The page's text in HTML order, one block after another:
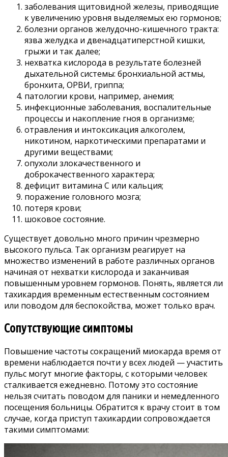
заболевания щитовидной железы, приводящие
к увеличению уровня выделяемых ею гормонов;
болезни органов желудочно-кишечного тракта:
язва желудка и двенадцатиперстной кишки,
грыжи и так далее;
нехватка кислорода в результате болезней
дыхательной системы: бронхиальной астмы,
бронхита, ОРВИ, гриппа;
патологии крови, например, анемия;
инфекционные заболевания, воспалительные
процессы и накопление гноя в организме;
отравления и интоксикация алкоголем,
никотином, наркотическими препаратами и
другими веществами;
опухоли злокачественного и
доброкачественного характера;
дефицит витамина C или кальция;
поражение головного мозга;
потеря крови;
шоковое состояние.
Существует довольно много причин чрезмерно
высокого пульса. Так организм реагирует на
множество изменений в работе различных органов
начиная от нехватки кислорода и заканчивая
повышенным уровнем гормонов. Понять, является ли
тахикардия временным естественным состоянием
или поводом для беспокойства, может только врач.
Сопутствующие симптомы
Повышение частоты сокращений миокарда время от
времени наблюдается почти у всех людей — участить
пульс могут многие факторы, с которыми человек
сталкивается ежедневно. Потому это состояние
нельзя считать поводом для паники и немедленного
посещения больницы. Обратится к врачу стоит в том
случае, когда приступ тахикардии сопровождается
такими симптомами: